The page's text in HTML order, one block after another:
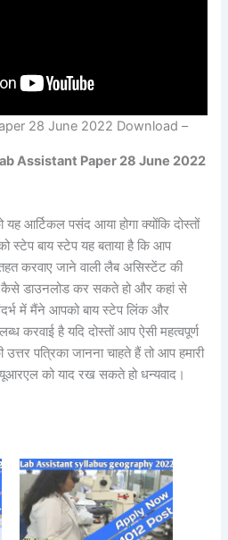
28 June 2022 Download –
Assistant Paper 28 June 2022
आर्टिकल पसंद आया होगा क्योंकि दोस्तों
बाय स्टेप यह बताया है कि आप
करवाए जाने वाली लैब असिस्टेंट की
डाउनलोड कर सकते हो और कहां से
में मैंने आपको बाय स्टेप लिंक और
करवाई है यदि दोस्तों आप ऐसी महत्वपूर्ण
पत्रिका जानना चाहते हैं तो आप हमारी
को याद रख सकते हो धन्यवाद।